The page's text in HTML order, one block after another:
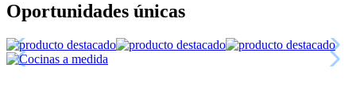
Oportunidades únicas